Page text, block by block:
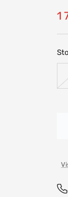
1